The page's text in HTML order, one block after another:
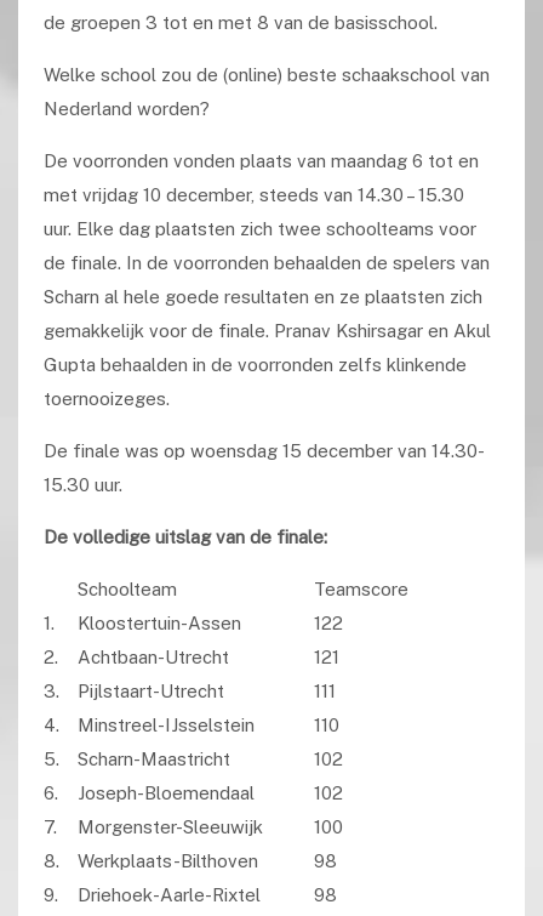
de groepen 3 tot en met 8 van de basisschool.
Welke school zou de (online) beste schaakschool van
Nederland worden?
De voorronden vonden plaats van maandag 6 tot en
met vrijdag 10 december, steeds van 14.30 – 15.30
uur. Elke dag plaatsten zich twee schoolteams voor
de finale. In de voorrondenbehaalden de spelers van
Scharn al hele goede resultaten en ze plaatsten zich
gemakkelijk voor de finale. Pranav Kshirsagar en Akul
Gupta behaalden in de voorronden zelfs klinkende
toernooizeges.
De finale was op woensdag 15 december van 14.30-
15.30 uur.
De volledige uitslag van de finale:
Schoolteam
Teamscore
1.
Kloostertuin-Assen
122
2.
Achtbaan-Utrecht
121
3.
Pijlstaart-Utrecht
111
4.
Minstreel-IJsselstein
110
5.
Scharn-Maastricht
102
6.
Joseph-Bloemendaal
102
7.
Morgenster-Sleeuwijk
100
8.
Werkplaats-Bilthoven
98
9.
Driehoek-Aarle-Rixtel
98